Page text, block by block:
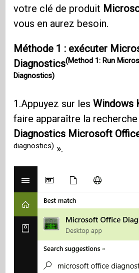
votre clé de produit
vous en aurez besoin.
Méthode 1 : exécuter
Diagnostics(Method 1: Run
Diagnostics)
1.Appuyez sur lesWindows
faire apparaître la
Diagnostics Microsoft
diagnostics) ».